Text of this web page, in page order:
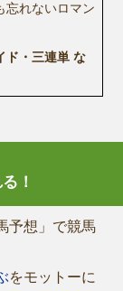
忘れないロマン
ド・三連単 な
！
予想」で競馬
をモットーに